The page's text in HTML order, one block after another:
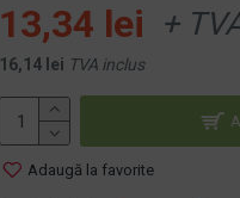
13,34 lei +
16,14 lei TVA inclus
Adaugă la favorite